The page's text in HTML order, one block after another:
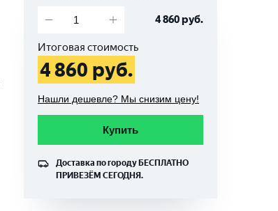
4 860руб.
Итоговая стоимость
4 860 руб.
Нашли дешевле? Мы снизим цену!
Купить
Доставка по городу БЕСПЛАТНО
ПРИВЕЗЁМ СЕГОДНЯ.